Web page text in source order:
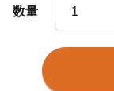
数量